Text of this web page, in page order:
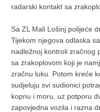
radarski kontakt sa
Sa ZL Mali Lošinj polijeće
Tijekom njegova odlaska
nadležnoj kontroli zračnog
sa zrakoplovom koji je
zračnu luku. Potom kreće
sudjeluju svi sudionici
kopnu i moru, uz potporu
zapovjedna vozila i razna